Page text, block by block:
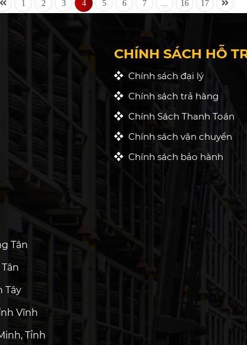
1 2 3 4 5 6 7 16 17
Tân
Tây
Vĩnh
Tỉnh
CHÍNH SÁCH HỖ
Chính sách đại lý
Chính sách trả hàng
Chính Sách Thanh Toán
Chính sách vận chuyển
Chính sách bảo hành